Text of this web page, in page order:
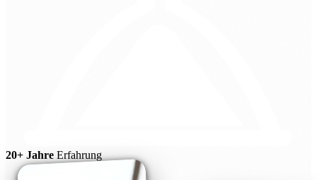
20+ Jahre Erfahrung